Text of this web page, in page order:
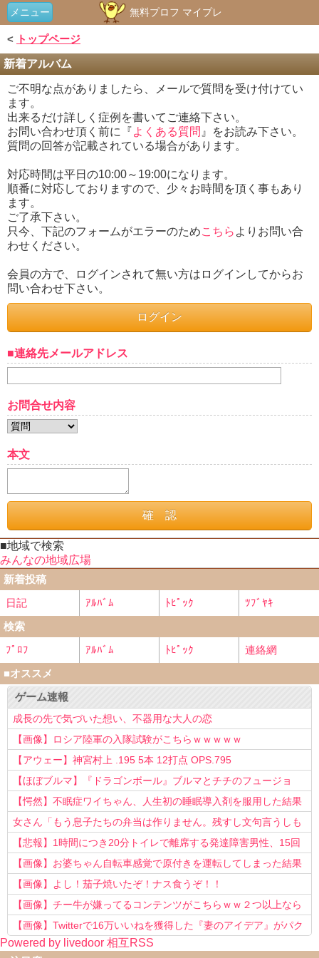
メニュー 無料プロフ マイプレ
< トップページ
新着アルバム
ご不明な点がありましたら、メールで質問を受け付けてい
ます。
出来るだけ詳しく症例を書いてご連絡下さい。
お問い合わせ頂く前に『よくある質問 』をお読み下さい。
質問の回答が記載されている場合があります。
対応時間は平日の10:00～19:00になります。
順番に対応しておりますので、少々お時間を頂く事もあり
ます。
ご了承下さい。
只今、下記のフォームがエラーのためこちら よりお問い合
わせください。
会員の方で、ログインされて無い方はログインしてからお
問い合わせ下さい。
■連絡先メールアドレス
お問合せ内容
本文
■地域で検索
みんなの地域広場
新着投稿
日記
ｱﾙﾊﾞﾑ ﾄﾋﾟｯｸ
ﾂﾌﾞﾔｷ
検索
ﾌﾟﾛﾌ
ｱﾙﾊﾞﾑ ﾄﾋﾟｯｸ
連絡網
■オススメ
ゲーム速報
成長の先で気づいた想い、不器用な大人の恋
【画像】ロシア陸軍の入隊試験がこちらｗｗｗｗｗ
【アウェー】神宮村上 .195 5本 12打点 OPS.795
【ほぼブルマ】『ドラゴンボール』ブルマとチチのフュージョ
ン、クッソ可愛すぎるwwwwwww
【愕然】不眠症ワイちゃん、人生初の睡眠導入剤を服用した結果
ｗｗｗｗ
女さん「もう息子たちの弁当は作りません。残すし文句言うしも
う知らない！」
【悲報】1時間につき20分トイレで離席する発達障害男性、15回
以上転職を重ねてしまう
【画像】お婆ちゃん自転車感覚で原付きを運転してしまった結果
www
【画像】よし！茄子焼いたぞ！ナス食うぞ！！
【画像】チー牛が嫌ってるコンテンツがこちらｗｗ２つ以上なら
確定ｗｗ
【画像】Twitterで16万いいねを獲得した『妻のアイデア』がパク
リで草www
Powered by livedoor 相互RSS